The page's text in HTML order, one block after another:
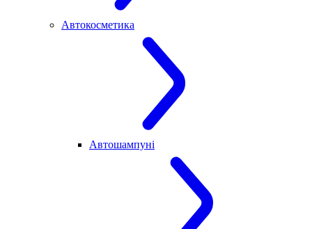
Автокосметика
Автошампуні